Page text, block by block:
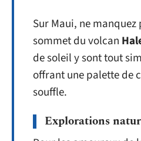
Sur Maui, ne manquez
sommet du volcan
de soleil y sont tout
offrant une palette de
souffle.
Explorations